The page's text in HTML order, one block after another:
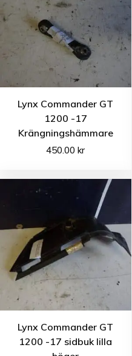
Lynx Commander GT
1200 -17
Krängningshämmare
450.00kr
Lynx Commander GT
1200 -17 sidbuk lilla